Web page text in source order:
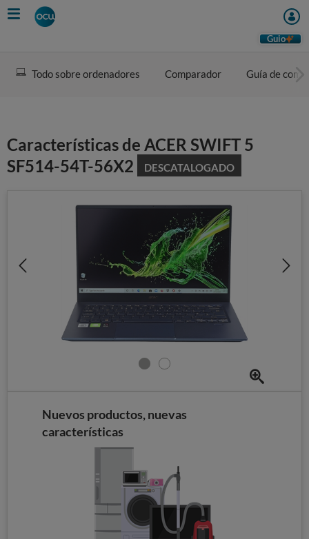
Skip
to
Guio
Todo sobre ordenadores Comparador Guía de
Características de ACER SWIFT 5
SF514-54T-56X2
DESCATALOGADO
Nuevos productos, nuevas
características